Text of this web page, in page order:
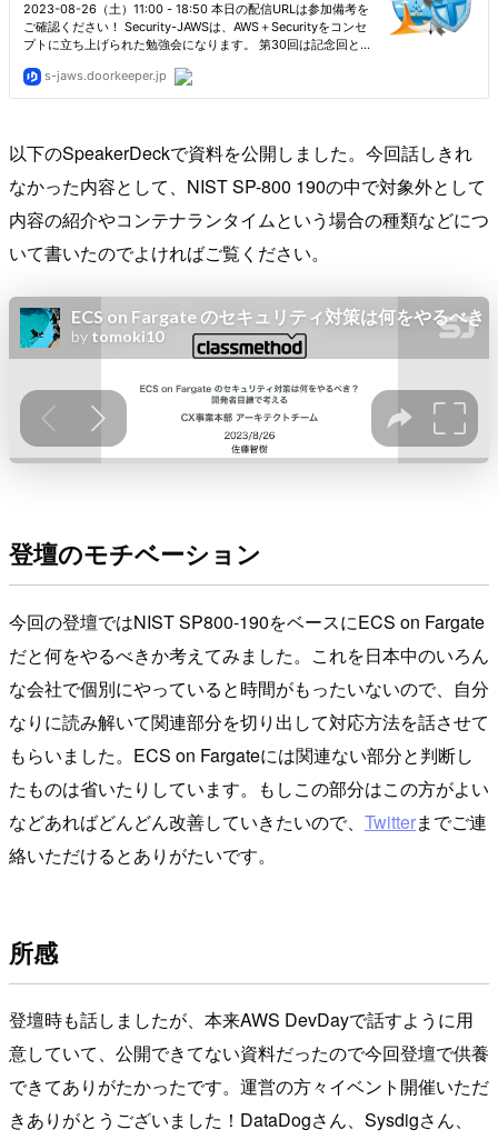
以下のSpeakerDeckで資料を公開しました。今回話しきれ
なかった内容として、NIST SP-800 190の中で対象外として
内容の紹介やコンテナランタイムという場合の種類などにつ
いて書いたのでよければご覧ください。
登壇のモチベーション
今回の登壇ではNIST SP800-190をベースにECS on Fargate
だと何をやるべきか考えてみました。これを日本中のいろん
な会社で個別にやっていると時間がもったいないので、自分
なりに読み解いて関連部分を切り出して対応方法を話させて
もらいました。ECS on Fargateには関連ない部分と判断し
たものは省いたりしています。もしこの部分はこの方がよい
などあればどんどん改善していきたいので、 Twitterまでご連
絡いただけるとありがたいです。
所感
登壇時も話しましたが、本来AWS DevDayで話すように用
意していて、公開できてない資料だったので今回登壇で供養
できてありがたかったです。運営の方々イベント開催いただ
きありがとうございました！DataDogさん、Sysdigさん、